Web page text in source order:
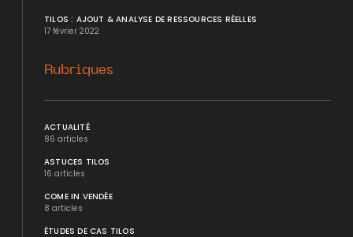
TILOS : AJOUT & ANALYSE DE RESSOURCES RÉELLES
17 février 2022
Rubriques
ACTUALITÉ
86 articles
ASTUCES TILOS
16 articles
COME IN VENDÉE
8 articles
ÉTUDES DE CAS TILOS